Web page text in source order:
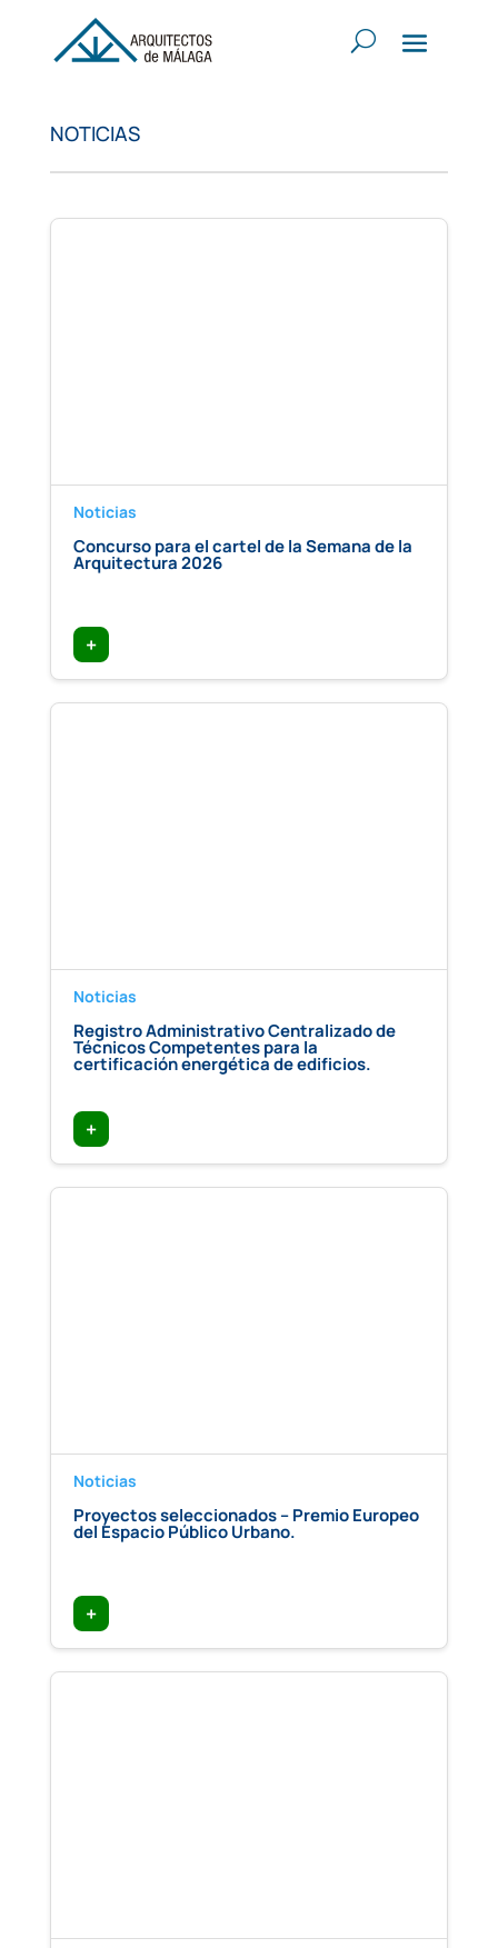
NOTICIAS
Noticias
Concurso para el cartel de la Semana de la
Arquitectura 2026
+
Noticias
Registro Administrativo Centralizado de
Técnicos Competentes para la
certificación energética de edificios.
+
Noticias
Proyectos seleccionados – Premio Europeo
del Espacio Público Urbano.
+